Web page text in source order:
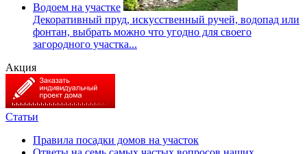
Водоем на участке
Декоративный пруд, искусственный ручей, водопад или
фонтан, выбрать можно что угодно для своего
загородного участка...
Акция
Статьи
Правила посадки домов на участок